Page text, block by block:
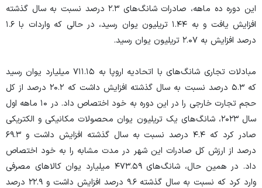
این دوره ده ماهه، صادرات شانگ‌های ۲.۳ درصد نسبت به سال گذشته
افزایش یافت و به ۱.۴۴ تریلیون یوان رسید، در حالی که واردات با ۱.۶
درصد افزایش به ۲.۰۷ تریلیون یوان رسید.
مبادلات تجاری شانگ‌های با اتحادیه اروپا به ۷۱۱.۱۵ میلیارد یوان رسید
که ۵.۳ درصد نسبت به سال گذشته افزایش داشت که ۲۰.۲ درصد از کل
حجم تجارت خارجی را در این دوره به خود اختصاص داد. در ۱۰ ماهه اول
سال ۲۰۲۳، شانگ‌های یک تریلیون یوان محصولات مکانیکی و الکتریکی
صادر کرد که ۴.۴ درصد نسبت به سال گذشته افزایش داشت و ۶۹.۳
درصد از ارزش کل صادرات این شهر در مدت مشابه را به خود اختصاص
داد. در همین حال، شانگ‌های ۴۷۳.۵۹ میلیارد یوان کالا‌های مصرفی
وارد کرد که نسبت به سال گذشته ۹.۶ درصد افزایش داشت و ۲۲.۹ درصد